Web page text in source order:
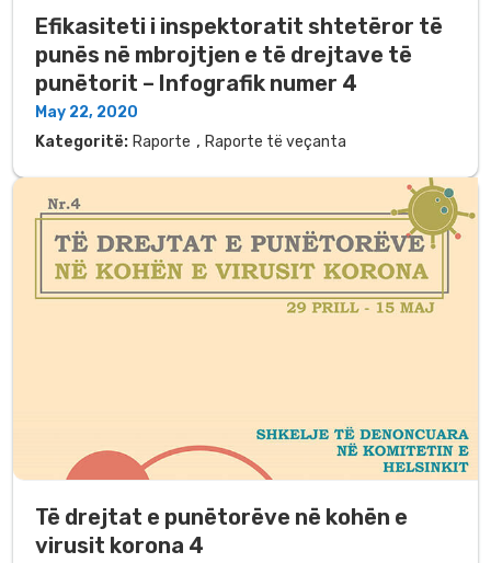
Efikasiteti i inspektoratit shtetëror të
punës në mbrojtjen e të drejtave të
punëtorit – Infografik numer 4
May 22, 2020
Kategoritë: Raporte , Raporte të veçanta
Të drejtat e punëtorëve në kohën e
virusit korona 4